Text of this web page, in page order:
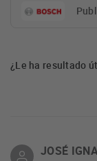
¿Le ha resultado
JOSÉ